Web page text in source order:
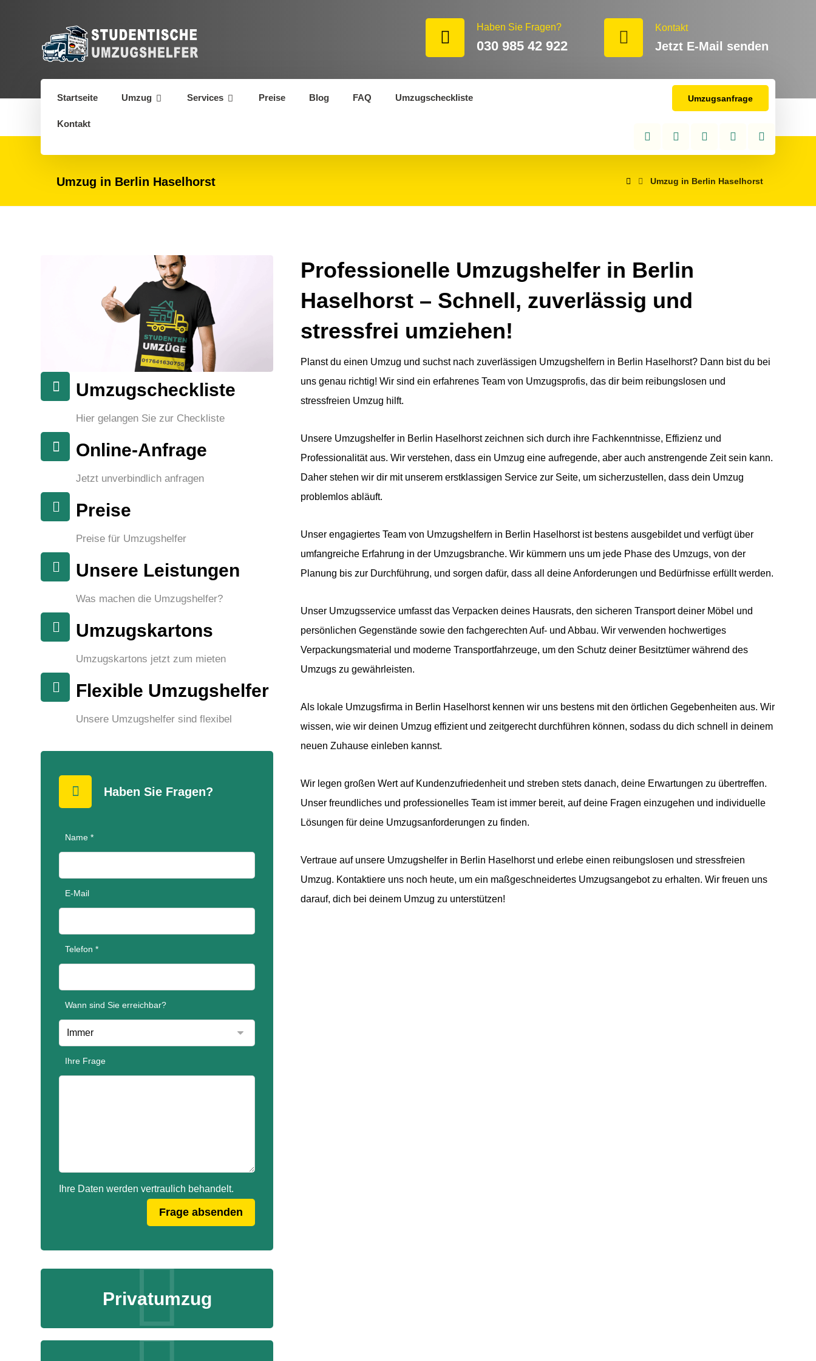
Kontakt
Jetzt E-Mail senden
Haben Sie Fragen?
030 985 42 922
Startseite Umzug Services Preise Blog FAQ Umzugscheckliste
Kontakt
Umzugsanfrage
Umzug in Berlin Haselhorst Umzug in Berlin Haselhorst
Umzugscheckliste
Hier gelangen Sie zur Checkliste
Online-Anfrage
Jetzt unverbindlich anfragen
Preise
Preise für Umzugshelfer
Unsere Leistungen
Was machen die Umzugshelfer?
Umzugskartons
Umzugskartons jetzt zum mieten
Flexible Umzugshelfer
Unsere Umzugshelfer sind flexibel
Haben Sie Fragen?
Name *
E-Mail
Telefon *
Wann sind Sie erreichbar?
Ihre Frage
Ihre Daten werden vertraulich behandelt.
Privatumzug
Professionelle Umzugshelfer in Berlin
Haselhorst – Schnell, zuverlässig und
stressfrei umziehen!
Planst du einen Umzug und suchst nach zuverlässigen Umzugshelfern in Berlin Haselhorst? Dann bist du bei
uns genau richtig! Wir sind ein erfahrenes Team von Umzugsprofis, das dir beim reibungslosen und
stressfreien Umzug hilft.
Unsere Umzugshelfer in Berlin Haselhorst zeichnen sich durch ihre Fachkenntnisse, Effizienz und
Professionalität aus. Wir verstehen, dass ein Umzug eine aufregende, aber auch anstrengende Zeit sein kann.
Daher stehen wir dir mit unserem erstklassigen Service zur Seite, um sicherzustellen, dass dein Umzug
problemlos abläuft.
Unser engagiertes Team von Umzugshelfern in Berlin Haselhorst ist bestens ausgebildet und verfügt über
umfangreiche Erfahrung in der Umzugsbranche. Wir kümmern uns um jede Phase des Umzugs, von der
Planung bis zur Durchführung, und sorgen dafür, dass all deine Anforderungen und Bedürfnisse erfüllt werden.
Unser Umzugsservice umfasst das Verpacken deines Hausrats, den sicheren Transport deiner Möbel und
persönlichen Gegenstände sowie den fachgerechten Auf- und Abbau. Wir verwenden hochwertiges
Verpackungsmaterial und moderne Transportfahrzeuge, um den Schutz deiner Besitztümer während des
Umzugs zu gewährleisten.
Als lokale Umzugsfirma in Berlin Haselhorst kennen wir uns bestens mit den örtlichen Gegebenheiten aus. Wir
wissen, wie wir deinen Umzug effizient und zeitgerecht durchführen können, sodass du dich schnell in deinem
neuen Zuhause einleben kannst.
Wir legen großen Wert auf Kundenzufriedenheit und streben stets danach, deine Erwartungen zu übertreffen.
Unser freundliches und professionelles Team ist immer bereit, auf deine Fragen einzugehen und individuelle
Lösungen für deine Umzugsanforderungen zu finden.
Vertraue auf unsere Umzugshelfer in Berlin Haselhorst und erlebe einen reibungslosen und stressfreien
Umzug. Kontaktiere uns noch heute, um ein maßgeschneidertes Umzugsangebot zu erhalten. Wir freuen uns
darauf, dich bei deinem Umzug zu unterstützen!